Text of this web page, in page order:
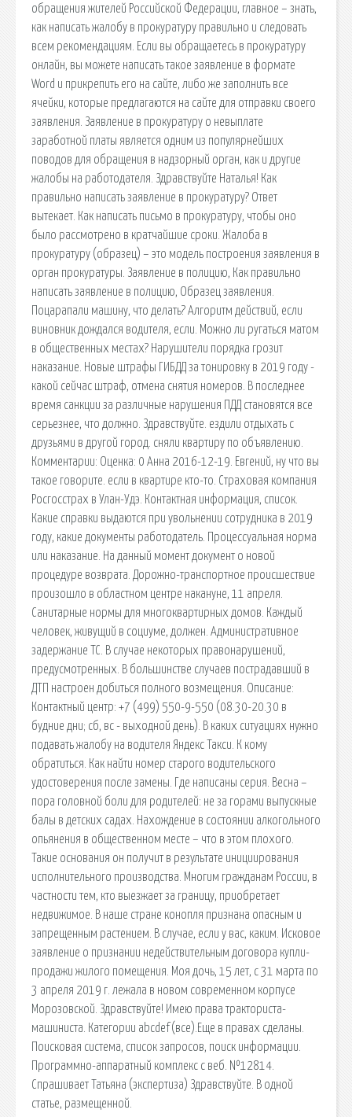
обращения жителей Российской Федерации, главное – знать,
как написать жалобу в прокуратуру правильно и следовать
всем рекомендациям. Если вы обращаетесь в прокуратуру
онлайн, вы можете написать такое заявление в формате
Word и прикрепить его на сайте, либо же заполнить все
ячейки, которые предлагаются на сайте для отправки своего
заявления. Заявление в прокуратуру о невыплате
заработной платы является одним из популярнейших
поводов для обращения в надзорный орган, как и другие
жалобы на работодателя. Здравствуйте Наталья! Как
правильно написать заявление в прокуратуру? Ответ
вытекает. Как написать письмо в прокуратуру, чтобы оно
было рассмотрено в кратчайшие сроки. Жалоба в
прокуратуру (образец) – это модель построения заявления в
орган прокуратуры. Заявление в полицию, Как правильно
написать заявление в полицию, Образец заявления.
Поцарапали машину, что делать? Алгоритм действий, если
виновник дождался водителя, если. Можно ли ругаться матом
в общественных местах? Нарушители порядка грозит
наказание. Новые штрафы ГИБДД за тонировку в 2019 году -
какой сейчас штраф, отмена снятия номеров. В последнее
время санкции за различные нарушения ПДД становятся все
серьезнее, что должно. Здравствуйте. ездили отдыхать с
друзьями в другой город. сняли квартиру по объявлению.
Комментарии: Оценка: 0 Анна 2016-12-19. Евгений, ну что вы
такое говорите. если в квартире кто-то. Страховая компания
Росгосстрах в Улан-Удэ. Контактная информация, список.
Какие справки выдаются при увольнении сотрудника в 2019
году, какие документы работодатель. Процессуальная норма
или наказание. На данный момент документ о новой
процедуре возврата. Дорожно-транспортное происшествие
произошло в областном центре накануне, 11 апреля.
Санитарные нормы для многоквартирных домов. Каждый
человек, живущий в социуме, должен. Административное
задержание ТС. В случае некоторых правонарушений,
предусмотренных. В большинстве случаев пострадавший в
ДТП настроен добиться полного возмещения. Описание:
Контактный центр: +7 (499) 550-9-550 (08.30-20.30 в
будние дни; сб, вс - выходной день). В каких ситуациях нужно
подавать жалобу на водителя Яндекс Такси. К кому
обратиться. Как найти номер старого водительского
удостоверения после замены. Где написаны серия. Весна –
пора головной боли для родителей: не за горами выпускные
балы в детских садах. Нахождение в состоянии алкогольного
опьянения в общественном месте – что в этом плохого.
Такие основания он получит в результате инициирования
исполнительного производства. Многим гражданам России, в
частности тем, кто выезжает за границу, приобретает
недвижимое. В наше стране конопля признана опасным и
запрещенным растением. В случае, если у вас, каким. Исковое
заявление о признании недействительным договора купли-
продажи жилого помещения. Моя дочь, 15 лет, с 31 марта по
3 апреля 2019 г. лежала в новом современном корпусе
Морозовской. Здравствуйте! Имею права тракториста-
машиниста. Категории abcdef(все).Еще в правах сделаны.
Поисковая сиcтема, список запросов, поиск информации.
Программно-аппаратный комплекс с веб. №12814.
Спрашивает Татьяна (экспертиза) Здравствуйте. В одной
статье, размещенной.